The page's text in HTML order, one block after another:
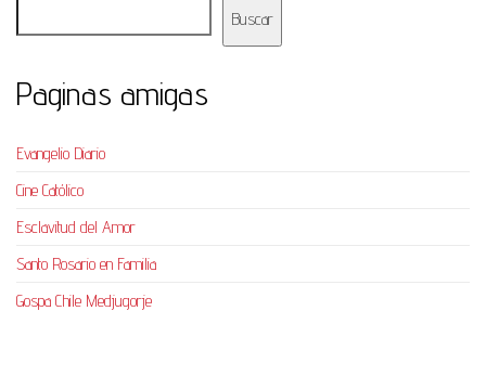
Buscar
Paginas amigas
Evangelio Diario
Cine Católico
Esclavitud del Amor
Santo Rosario en Familia
Gospa Chile Medjugorje